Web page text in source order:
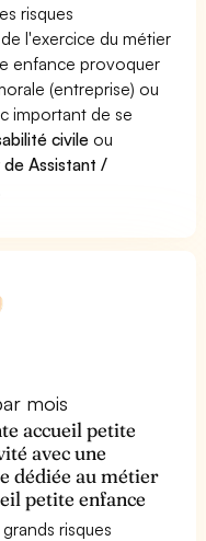
risques
l'exercice du métier
enfance provoquer
(entreprise) ou
important de se
civile ou
de Assistant /
mois
accueil petite
avec une
dédiée au métier
petite enfance
risques